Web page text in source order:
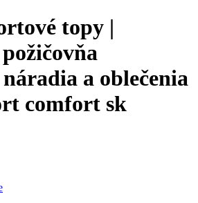
topy |
a oblečenia
comfort sk